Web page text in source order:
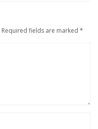
Required fields are marked *